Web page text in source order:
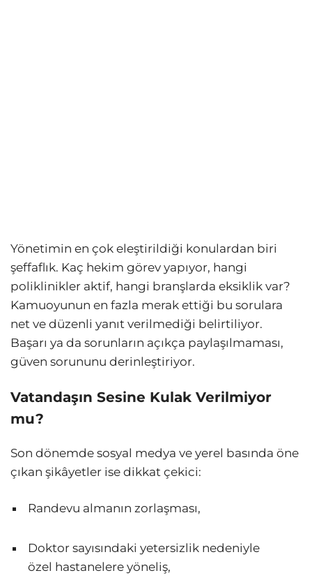
Yönetimin en çok eleştirildiği konulardan biri
şeffaflık. Kaç hekim görev yapıyor, hangi
poliklinikler aktif, hangi branşlarda eksiklik var?
Kamuoyunun en fazla merak ettiği bu sorulara
net ve düzenli yanıt verilmediği belirtiliyor.
Başarı ya da sorunların açıkça paylaşılmaması,
güven sorununu derinleştiriyor.
Vatandaşın Sesine Kulak Verilmiyor
mu?
Son dönemde sosyal medya ve yerel basında öne
çıkan şikâyetler ise dikkat çekici:
Randevu almanın zorlaşması,
Doktor sayısındaki yetersizlik nedeniyle
özel hastanelere yöneliş,